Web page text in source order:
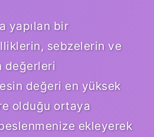
yapılan bir
sebzelerin ve
değerleri
değeri en yüksek
olduğu ortaya
ekleyerek